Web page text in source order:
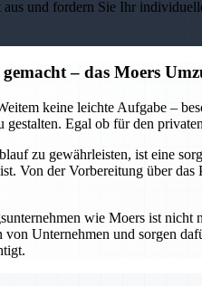
aus und fordern Sie Ihr
– das Moers
keine leichte Aufgabe –
gestalten. Egal ob für den
zu gewährleisten, ist eine
Von der Vorbereitung über
wie Moers ist
von Unternehmen und sorgen